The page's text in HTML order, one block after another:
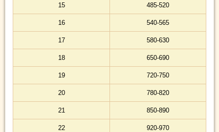
15 485-520
16 540-565
17 580-630
18 650-690
19 720-750
20 780-820
21 850-890
22 920-970